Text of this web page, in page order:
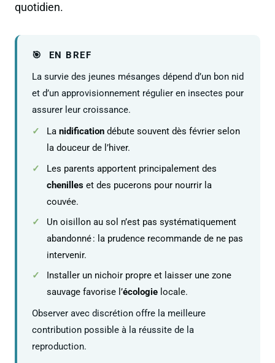
quotidien.
EN BREF
La survie des jeunes mésanges dépend d’un bon nid
et d’un approvisionnement régulier en insectes pour
assurer leur croissance.
La nidification débute souvent dès février selon
la douceur de l’hiver.
Les parents apportent principalement des
chenilles et des pucerons pour nourrir la
couvée.
Un oisillon au sol n’est pas systématiquement
abandonné : la prudence recommande de ne pas
intervenir.
Installer un nichoir propre et laisser une zone
sauvage favorise l’écologie locale.
Observer avec discrétion offre la meilleure
contribution possible à la réussite de la
reproduction.